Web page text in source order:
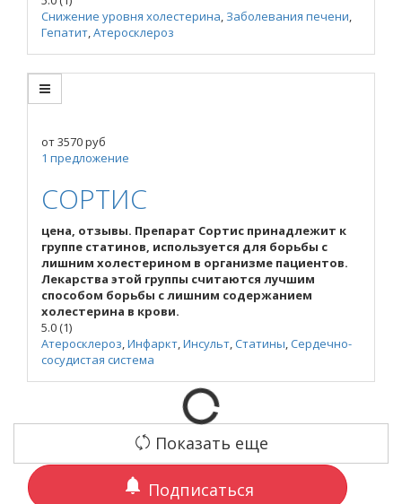
Снижение уровня холестерина, Заболевания печени,
Гепатит,Атеросклероз
от3570руб
1 предложение
СОРТИС
цена, отзывы. Препарат Сортис принадлежит к
группе статинов, используется для борьбы с
лишним холестерином в организме пациентов.
Лекарства этой группы считаются лучшим
способом борьбы с лишним содержанием
холестерина в крови.
5.0(1)
Атеросклероз,Инфаркт,Инсульт,Статины,Сердечно-
сосудистая система
Показать еще
notifications Подписаться